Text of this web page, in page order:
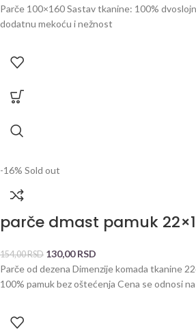
Parče 100×160 Sastav tkanine: 100%
dodatnu mekoću i nežnost
-16% Sold out
parče dmast pamuk
154,00RSD 130,00RSD
Parče od dezena Dimenzije komada tkanine
100% pamuk bez oštećenja Cena se odnosi